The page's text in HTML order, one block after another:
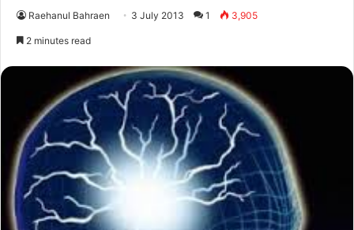
Raehanul Bahraen 3 July 2013 1 3,905
2 minutes read